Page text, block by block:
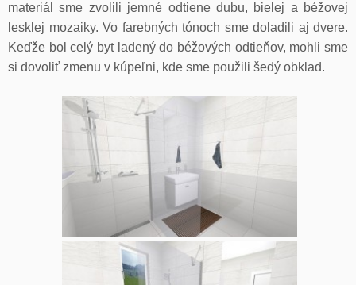
materiál sme zvolili jemné odtiene dubu, bielej a béžovej
lesklej mozaiky. Vo farebných tónoch sme doladili aj dvere.
Keďže bol celý byt ladený do béžových odtieňov, mohli sme
si dovoliť zmenu v kúpeľni, kde sme použili šedý obklad.